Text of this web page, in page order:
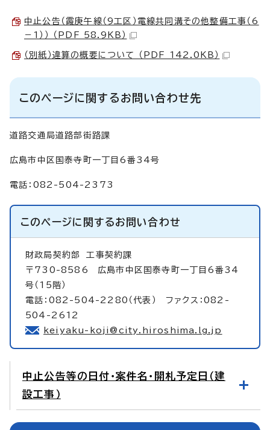
中止公告（霞庚午線（9工区）電線共同溝その他整備工事（6
－1）） （PDF 58.9KB）
（別紙）違算の概要について （PDF 142.0KB）
このページに関するお問い合わせ先
道路交通局道路部街路課
広島市中区国泰寺町一丁目6番34号
電話：082-504-2373
このページに関するお問い合わせ
財政局契約部工事契約課
〒730-8586 広島市中区国泰寺町一丁目6番34
号（15階）
電話：082-504-2280（代表） ファクス：082-
504-2612
keiyaku-koji@city.hiroshima.lg.jp
中止公告等の日付・案件名・開札予定日（建
設工事）